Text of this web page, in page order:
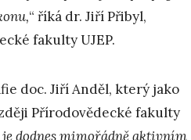
“ říká dr. Jiří Přibyl,
fakulty UJEP.
doc. Jiří Anděl, který jako
Přírodovědecké fakulty
dodnes mimořádně aktivním